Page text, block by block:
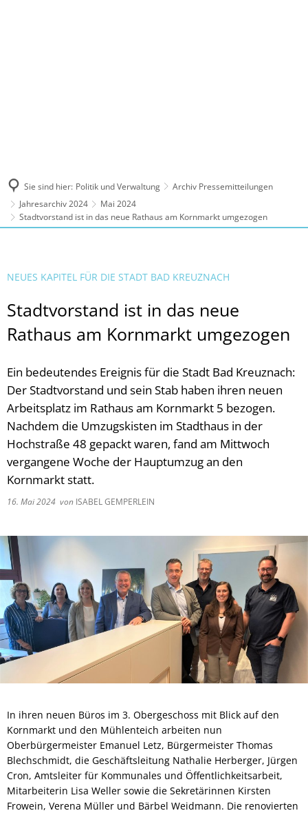
Sie sind hier: Politik und Verwaltung
Archiv Pressemitteilungen
Jahresarchiv 2024
Mai 2024
Stadtvorstand ist in das neue Rathaus am Kornmarkt umgezogen
NEUES KAPITEL FÜR DIE STADT BAD KREUZNACH
Stadtvorstand ist in das neue
Rathaus am Kornmarkt umgezogen
Ein bedeutendes Ereignis für die Stadt Bad Kreuznach:
Der Stadtvorstand und sein Stab haben ihren neuen
Arbeitsplatz im Rathaus am Kornmarkt 5 bezogen.
Nachdem die Umzugskisten im Stadthaus in der
Hochstraße 48 gepackt waren, fand am Mittwoch
vergangene Woche der Hauptumzug an den
Kornmarkt statt.
16. Mai 2024 von ISABEL GEMPERLEIN
In ihren neuen Büros im 3. Obergeschoss mit Blick auf den
Kornmarkt und den Mühlenteich arbeiten nun
Oberbürgermeister Emanuel Letz, Bürgermeister Thomas
Blechschmidt, die Geschäftsleitung Nathalie Herberger, Jürgen
Cron, Amtsleiter für Kommunales und Öffentlichkeitsarbeit,
Mitarbeiterin Lisa Weller sowie die Sekretärinnen Kirsten
Frowein, Verena Müller und Bärbel Weidmann. Die renovierten